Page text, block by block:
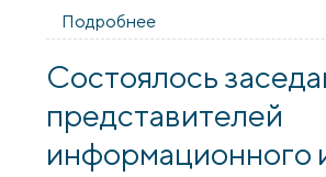
Подробнее
сустрэча з
Состоялось
представителей
информационного